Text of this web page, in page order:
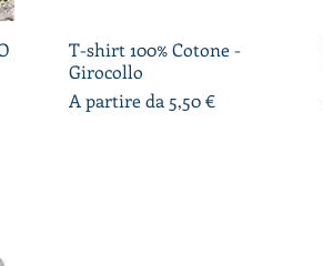
Vista rapida
T-shirt 100% Cotone -
Girocollo
A partire da 5,50 €
Prezzo scontato